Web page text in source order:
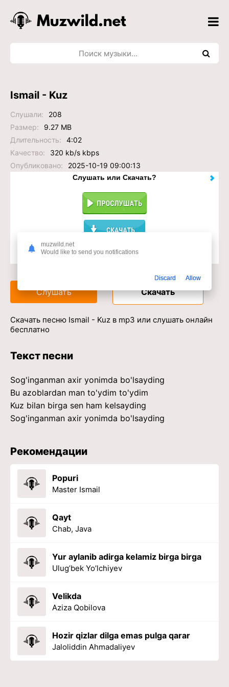
Ismail - Kuz
Слушали:
208
Размер:
9.27 MB
Длительность:
4:02
Качество:
320 kb/s kbps
Опубликовано:
2025-10-19 09:00:13
Слушать или Скачать?
Доступ к музыкальному сервису
Слушать Скачать
Скачать песню Ismail - Kuz в mp3 или слушать онлайн
бесплатно
Текст песни
Sog'inganman axir yonimda bo'lsayding
Bu azoblardan man to'ydim to'ydim
Kuz bilan birga sen ham kelsayding
Sog'inganman axir yonimda bo'lsayding
Рекомендации
Popuri
Master Ismail
Qayt
Chab, Java
Yur aylanib adirga kelamiz birga birga
Ulug’bek Yo’lchiyev
Velikda
Aziza Qobilova
Hozir qizlar dilga emas pulga qarar
Jaloliddin Ahmadaliyev
muzwild.net
Would like to send you notifications
Discard Allow